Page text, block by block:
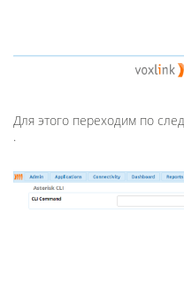
Для этого переходим по
.